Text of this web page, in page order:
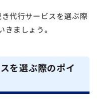
代行サービスを選ぶ際
ましょう。
を選ぶ際のポイ